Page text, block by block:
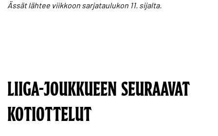
Ässät lähtee viikkoon sarjataulukon 11. sijalta.
LIIGA-JOUKKUEEN SEURAAVAT
KOTIOTTELUT